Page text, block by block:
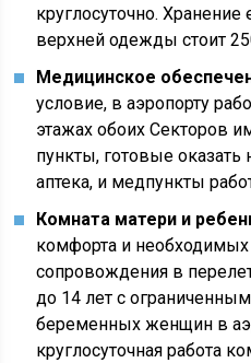
круглосуточно.
верхней одежды стоит
Медицинское
условие, в аэропорту
этажах обоих Секторов
пункты, готовые
аптека, и медпункты
Комната матери и
комфорта и
сопровождения в
до 14 лет с
беременных женщин в
круглосуточная работа